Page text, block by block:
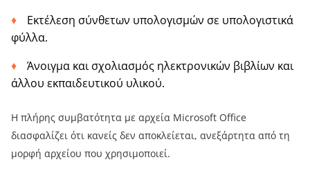
Εκτέλεση σύνθετων υπολογισμών σε υπολογιστικά
φύλλα.
Άνοιγμα και σχολιασμός ηλεκτρονικών βιβλίων και
άλλου εκπαιδευτικού υλικού.
Η πλήρης συμβατότητα με αρχεία Microsoft Office
διασφαλίζει ότι κανείς δεν αποκλείεται, ανεξάρτητα από τη
μορφή αρχείου που χρησιμοποιεί.